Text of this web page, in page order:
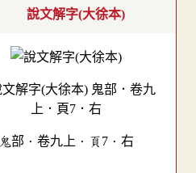
說文解字(大徐本)
鬼部．卷九上．頁7．右